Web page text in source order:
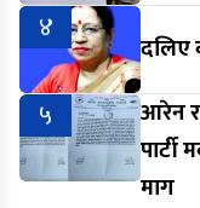
४
दलिए
५
आरेन
माग